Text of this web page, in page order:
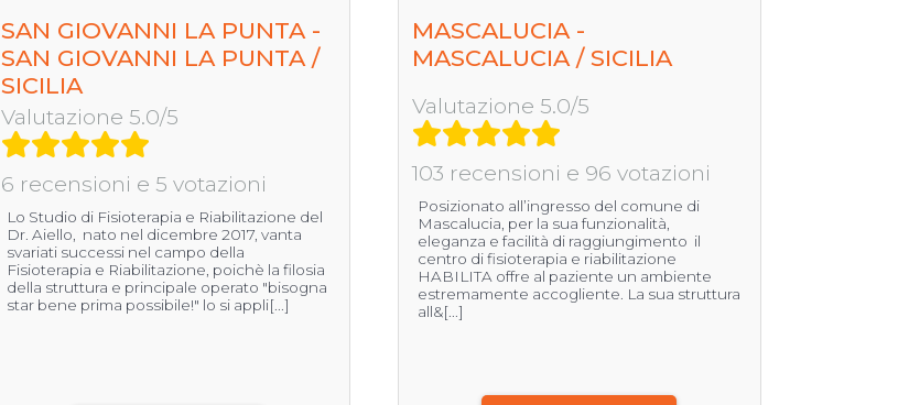
SAN GIOVANNI LA PUNTA -
SAN GIOVANNI LA PUNTA /
SICILIA
Valutazione 5.0/5
6 recensioni e 5 votazioni
Lo Studio di Fisioterapia e Riabilitazione del
Dr. Aiello, nato nel dicembre 2017, vanta
svariati successi nel campo della
Fisioterapia e Riabilitazione, poichè la filosia
della struttura e principale operato "bisogna
star bene prima possibile!" lo si appli[...]
MASCALUCIA -
MASCALUCIA / SICILIA
Valutazione 5.0/5
103 recensioni e 96 votazioni
Posizionato all’ingresso del comune di
Mascalucia, per la sua funzionalità,
eleganza e facilità di raggiungimento il
centro di fisioterapia e riabilitazione
HABILITA offre al paziente un ambiente
estremamente accogliente. La sua struttura
all&[...]